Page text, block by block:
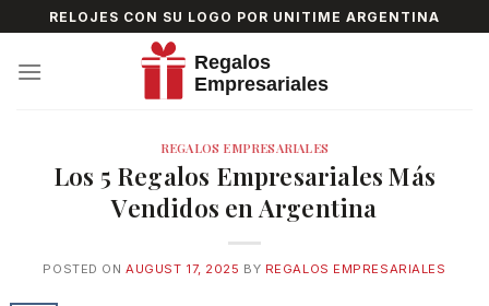
to
content
RELOJES CON SU LOGO POR UNITIME ARGENTINA
REGALOS EMPRESARIALES
Los 5 Regalos Empresariales Más
Vendidos en Argentina
POSTED ONAUGUST 17, 2025 BY REGALOS EMPRESARIALES